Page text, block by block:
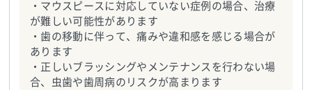
・マウスピースに対応していない症例の場合、治療
が難しい可能性があります
・歯の移動に伴って、痛みや違和感を感じる場合が
あります
・正しいブラッシングやメンテナンスを行わない場
合、虫歯や歯周病のリスクが高まります